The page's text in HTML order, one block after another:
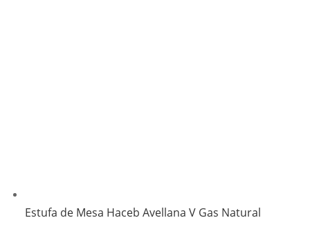
Estufa de Mesa Haceb Avellana V Gas Natural